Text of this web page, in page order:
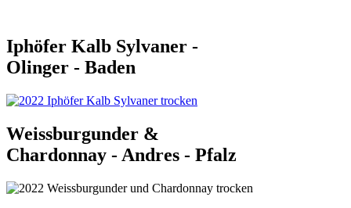
Iphöfer Kalb Sylvaner -
Olinger - Baden
Weissburgunder &
Chardonnay - Andres - Pfalz